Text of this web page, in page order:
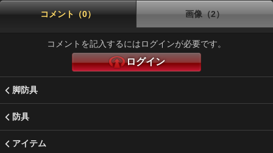
コメント（0） 画像（2）
コメントを記入するにはログインが必要です。
ログイン
脚防具
防具
アイテム